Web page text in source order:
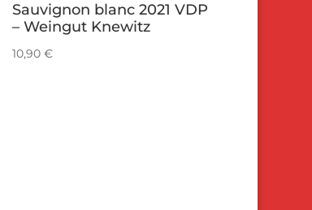
Sauvignon blanc 2021 VDP
– Weingut Knewitz
10,90€